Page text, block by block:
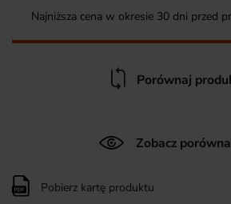
Najniższa cena w okresie 30 dni przed
Porównaj
Zobacz
Pobierz kartę produktu